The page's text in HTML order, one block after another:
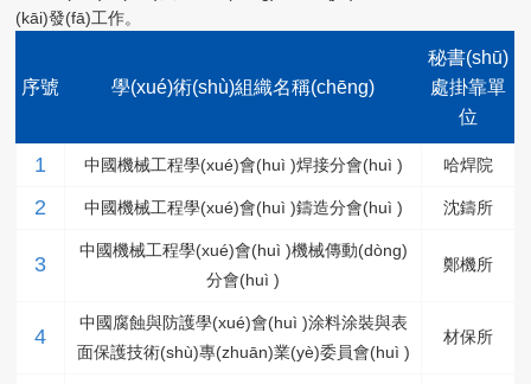
(kāi)發(fā)工作。
序號 學(xué)術(shù)組織名稱(chēng)
秘書(shū)
處掛靠單
位
1 中國機械工程學(xué)會(huì )焊接分會(huì ) 哈焊院
2 中國機械工程學(xué)會(huì )鑄造分會(huì ) 沈鑄所
3
中國機械工程學(xué)會(huì )機械傳動(dòng)
分會(huì )
鄭機所
4
中國腐蝕與防護學(xué)會(huì )涂料涂裝與表
面保護技術(shù)專(zhuān)業(yè)委員會(huì )
材保所